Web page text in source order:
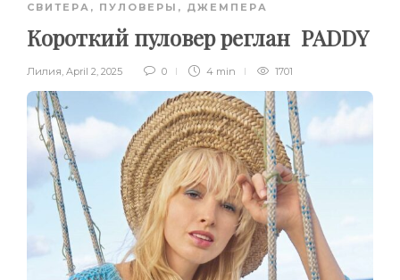
СВИТЕРА, ПУЛОВЕРЫ, ДЖЕМПЕРА
Короткий пуловер реглан PADDY
Лилия, April 2, 2025 0 4 min 1701